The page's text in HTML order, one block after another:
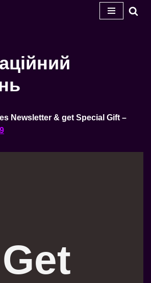
Newsletter & get Special Gift –
Get